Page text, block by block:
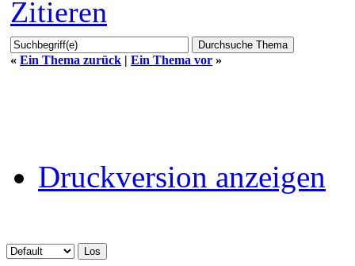
Zitieren
« Ein Thema zurück | Ein Thema vor »
Druckversion anzeigen